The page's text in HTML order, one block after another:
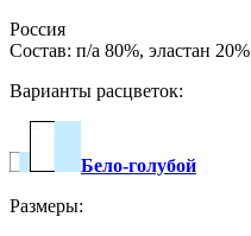
Россия
Состав: п/а 80%, эластан 20%
Варианты расцветок:
Бело-голубой
Размеры: